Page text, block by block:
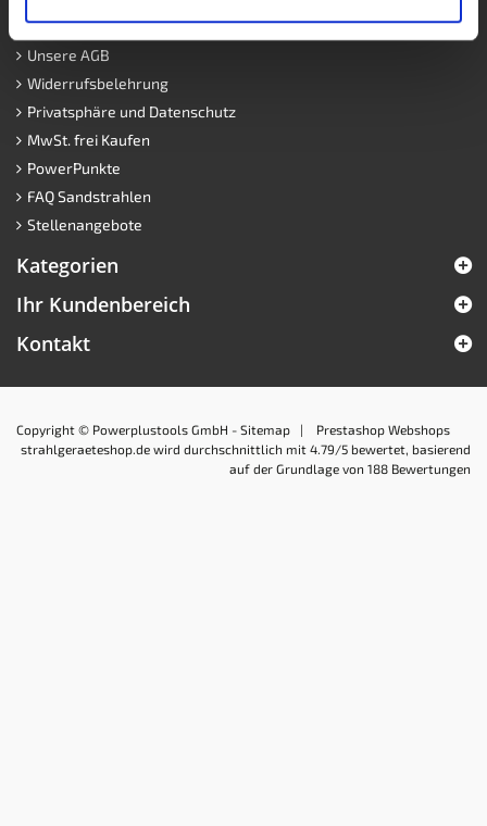
Zahlungsmöglichkeiten
Unsere AGB
Widerrufsbelehrung
Privatsphäre und Datenschutz
MwSt. frei Kaufen
PowerPunkte
FAQ Sandstrahlen
Stellenangebote
Kategorien
Ihr Kundenbereich
Kontakt
Copyright © Powerplustools GmbH - Sitemap | Prestashop Webshops
strahlgeraeteshop.de wird durchschnittlich mit 4.79/5 bewertet, basierend
auf der Grundlage von 188 Bewertungen